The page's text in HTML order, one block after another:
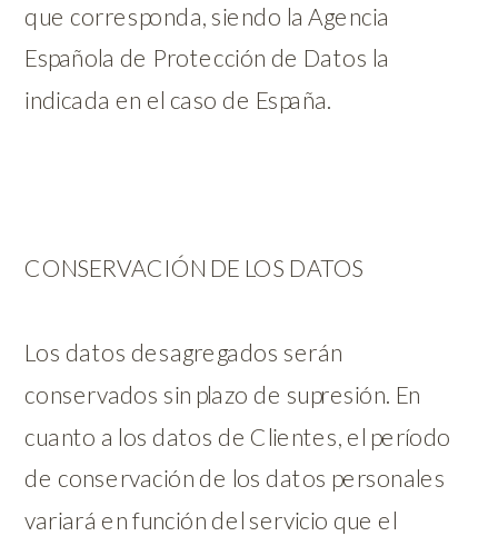
que corresponda, siendo la Agencia
Española de Protección de Datos la
indicada en el caso de España.
CONSERVACIÓN DE LOS DATOS
Los datos desagregados serán
conservados sin plazo de supresión. En
cuanto a los datos de Clientes, el período
de conservación de los datos personales
variará en función del servicio que el